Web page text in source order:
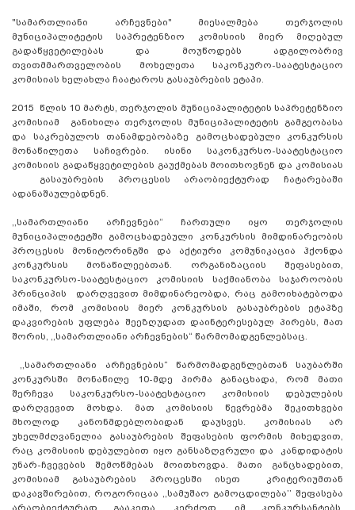
"სამართლიანი არჩევნები" მიესალმება თერჯოლის
მუნიციპალიტეტის საპრეტენზიო კომისიის მიერ მიღებულ
გადაწყვეტილებას და მოუწოდებს ადგილობრივ
თვითმმართველობის მოხელეთა საკონკურო-საატესტაციო
კომისიას ხელახლა ჩაატაროს გასაუბრების ეტაპი.
2015 წლის 10 მარტს, თერჯოლის მუნიციპალიტეტის საპრეტენზიო
კომისიამ განიხილა თერჯოლის მუნიციპალიტეტის გამგეობასა
და საკრებულოს თანამდებობაზე გამოცხადებული კონკურსის
მონაწილეთა საჩივრები. ისინი საკონკურსო-საატესტაციო
კომისიის გადაწყვეტილების გაუქმებას მოითხოვნენ და კომისიას
გასაუბრების პროცესის არაობიექტურად ჩატარებაში
ადანაშაულებდნენ.
,,სამართლიანი არჩევნები“ ჩართული იყო თერჯოლის
მუნიციპალიტეტში გამოცხადებული კონკურსის მიმდინარეობის
პროცესის მონიტორინგში და აქტიური კომუნიკაცია ჰქონდა
კონკურსის მონაწილეებთან. ორგანიზაციის შეფასებით,
საკონკურსო-საატესტაციო კომისიის საქმიანობა საჯაროობის
პრინციპის დარღვევით მიმდინარეობდა, რაც გამოიხატებოდა
იმაში, რომ კომისიის მიერ კონკურსის გასაუბრების ეტაპზე
დაკვირების უფლება შეეზღუდათ დაინტერესებულ პირებს, მათ
შორის, ,,სამართლიანი არჩევნების“ წარმომადგენლებსაც.
,,სამართლიანი არჩევნების“ წარმომადგენლებთან საუბარში
კონკურსში მონაწილე 10-მდე პირმა განაცხადა, რომ მათი
შერჩევა საკონკურსო-საატესტაციო კომისიის დებულების
დარღვევით მოხდა. მათ კომისიის წევრებმა შეკითხვები
მხოლოდ კანონმდებლობიდან დაუსვეს. კომისიას არ
უხელმძღვანელია გასაუბრების შეფასების ფორმის მიხედვით,
რაც კომისიის დებულებით იყო განსაზღვრული და კანდიდატის
უნარ-ჩვევების შემოწმებას მოითხოვდა. მათი განცხადებით,
კომისიამ გასაუბრების პროცესში ისეთ კრიტერიუმთან
დაკავშირებით, როგორიცაა ,,სამუშაო გამოცდილება’’ შეფასება
არაობიექტურად გააკეთა, კერძოდ, იმ კონკურსანტებს,